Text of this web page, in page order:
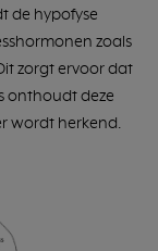
de hypofyse
zoals
zorgt ervoor dat
onthoudt deze
wordt herkend.